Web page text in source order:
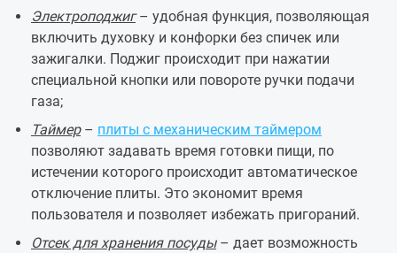
Электроподжиг– удобная функция, позволяющая
включить духовку и конфорки без спичек или
зажигалки. Поджиг происходит при нажатии
специальной кнопки или повороте ручки подачи
газа;
Таймер– плиты с механическим таймером
позволяют задавать время готовки пищи, по
истечении которого происходит автоматическое
отключение плиты. Это экономит время
пользователя и позволяет избежать пригораний.
Отсек для хранения посуды– дает возможность